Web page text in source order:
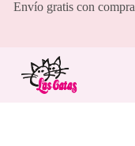
SaltarEnvío gratis con